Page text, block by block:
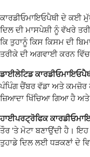
ਕਾਰਡੀਓਮਾਇਓਪੈਥੀ ਦੇ ਕਈ
ਦਿਲ ਦੀ ਮਾਸਪੇਸ਼ੀ ਨੂੰ ਵੱਖਰੇ
ਕਿ ਤੁਹਾਨੂੰ ਕਿਸ ਕਿਸਮ ਦੀ
ਤਰੀਕੇ ਦੀ ਅਗਵਾਈ ਕਰਨ
ਡਾਈਲੇਟਿਡ
ਪੰਪਿੰਗ ਚੈਂਬਰ ਵੱਡਾ ਅਤੇ ਕਮਜ਼ੋਰ
ਜ਼ਿਆਦਾ ਖਿੱਚਿਆ ਗਿਆ ਹੈ ਅਤੇ
ਹਾਈਪਰਟ੍ਰੋਫਿਕ
ਤੌਰ 'ਤੇ ਮੋਟਾ ਬਣਾਉਂਦੀ ਹੈ।
ਤੁਹਾਡੇ ਦਿਲ ਲਈ ਧੜਕਣਾਂ ਦੇ